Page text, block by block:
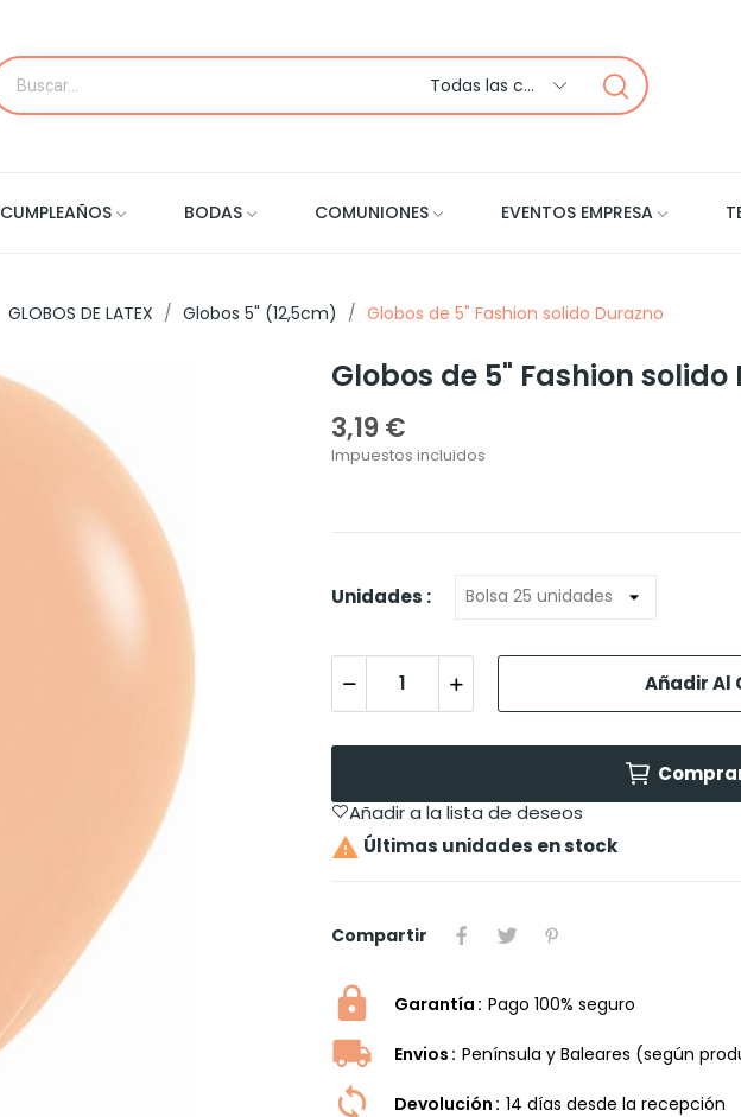
Todas las categorias
CUMPLEAÑOS BODAS COMUNIONES EVENTOS EMPRESA
GLOBOS DE LATEX Globos 5" (12,5cm) Globos de 5" Fashion solido Durazno
Globos de 5" Fashion solido
3,19 €
Impuestos incluidos
Unidades :
Añadir Al
Añadir a la lista de deseos
 Últimas unidades en stock
Compartir
Garantía Pago 100% seguro
Envios Península y Baleares (según
Devolución 14 dí­as desde la recepción